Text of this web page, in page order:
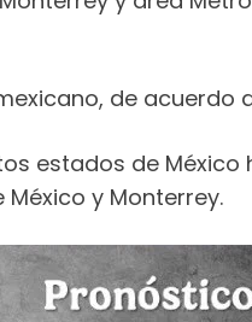
de acuerdo
estados de
y Monterrey.